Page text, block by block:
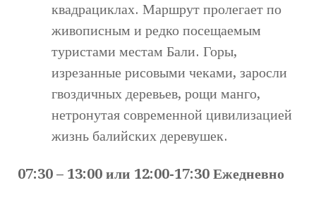
квадрациклах. Маршрут пролегает по
живописным и редко посещаемым
туристами местам Бали. Горы,
изрезанные рисовыми чеками, заросли
гвоздичных деревьев, рощи манго,
нетронутая современной цивилизацией
жизнь балийских деревушек.
07:30 – 13:00 или 12:00-17:30 Ежедневно